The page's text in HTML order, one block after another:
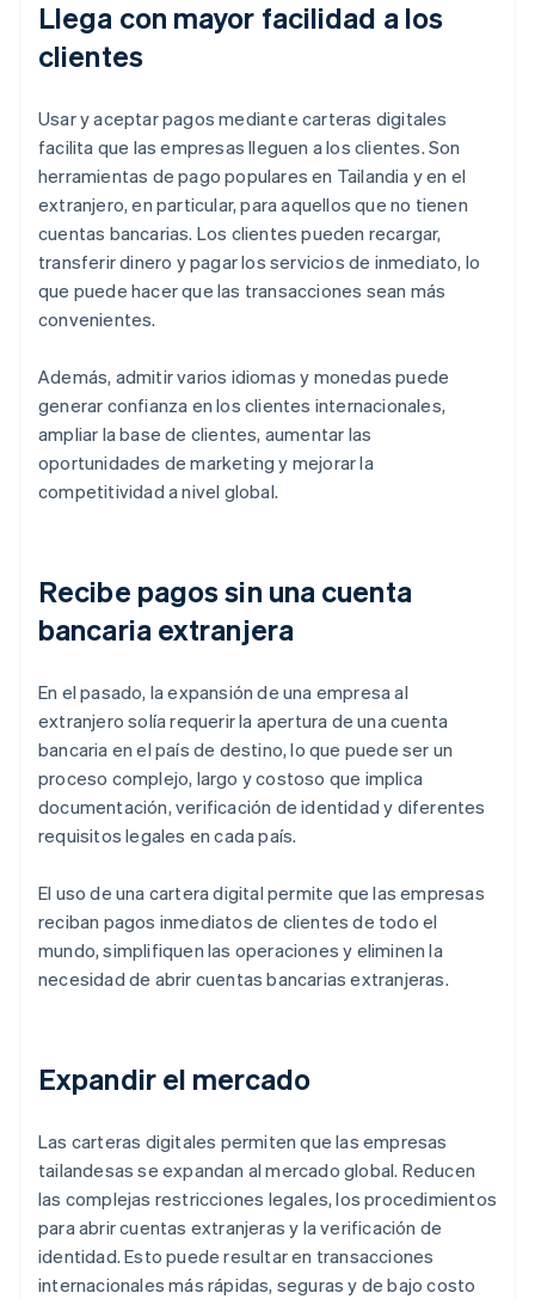
Llega con mayor facilidad a los
clientes
Usar y aceptar pagos mediante carteras digitales
facilita que las empresas lleguen a los clientes. Son
herramientas de pago populares en Tailandia y en el
extranjero, en particular, para aquellos que no tienen
cuentas bancarias. Los clientes pueden recargar,
transferir dinero y pagar los servicios de inmediato, lo
que puede hacer que las transacciones sean más
convenientes.
Además, admitir varios idiomas y monedas puede
generar confianza en los clientes internacionales,
ampliar la base de clientes, aumentar las
oportunidades de marketing y mejorar la
competitividad a nivel global.
Recibe pagos sin una cuenta
bancaria extranjera
En el pasado, la expansión de una empresa al
extranjero solía requerir la apertura de una cuenta
bancaria en el país de destino, lo que puede ser un
proceso complejo, largo y costoso que implica
documentación, verificación de identidad y diferentes
requisitos legales en cada país.
El uso de una cartera digital permite que las empresas
reciban pagos inmediatos de clientes de todo el
mundo, simplifiquen las operaciones y eliminen la
necesidad de abrir cuentas bancarias extranjeras.
Expandir el mercado
Las carteras digitales permiten que las empresas
tailandesas se expandan al mercado global. Reducen
las complejas restricciones legales, los procedimientos
para abrir cuentas extranjeras y la verificación de
identidad. Esto puede resultar en transacciones
internacionales más rápidas, seguras y de bajo costo